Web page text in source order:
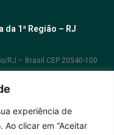
experiência de
Ao clicar em “Aceitar
1ª Região – RJ
RJ – Brasil CEP 20540-100